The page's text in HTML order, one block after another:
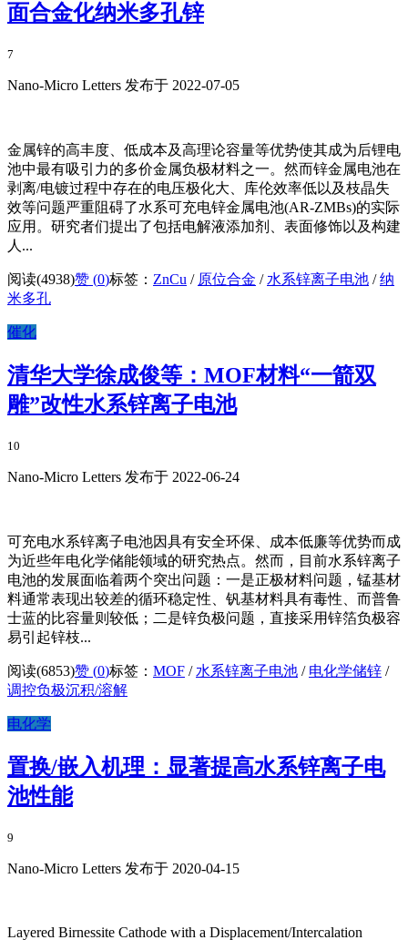
面合金化纳米多孔锌
7
Nano-Micro Letters 发布于 2022-07-05
金属锌的高丰度、低成本及高理论容量等优势使其成为后锂电
池中最有吸引力的多价金属负极材料之一。然而锌金属电池在
剥离/电镀过程中存在的电压极化大、库伦效率低以及枝晶失
效等问题严重阻碍了水系可充电锌金属电池(AR-ZMBs)的实际
应用。研究者们提出了包括电解液添加剂、表面修饰以及构建
人...
阅读(4938)赞 (0)标签： ZnCu / 原位合金 / 水系锌离子电池 /纳
米多孔
催化
清华大学徐成俊等：MOF材料“一箭双
雕”改性水系锌离子电池
10
Nano-Micro Letters 发布于 2022-06-24
可充电水系锌离子电池因具有安全环保、成本低廉等优势而成
为近些年电化学储能领域的研究热点。然而，目前水系锌离子
电池的发展面临着两个突出问题：一是正极材料问题，锰基材
料通常表现出较差的循环稳定性、钒基材料具有毒性、而普鲁
士蓝的比容量则较低；二是锌负极问题，直接采用锌箔负极容
易引起锌枝...
阅读(6853)赞 (0)标签： MOF / 水系锌离子电池 / 电化学储锌 /
调控负极沉积/溶解
电化学
置换/嵌入机理：显著提高水系锌离子电
池性能
9
Nano-Micro Letters 发布于 2020-04-15
Layered Birnessite Cathode with a Displacement/Intercalation